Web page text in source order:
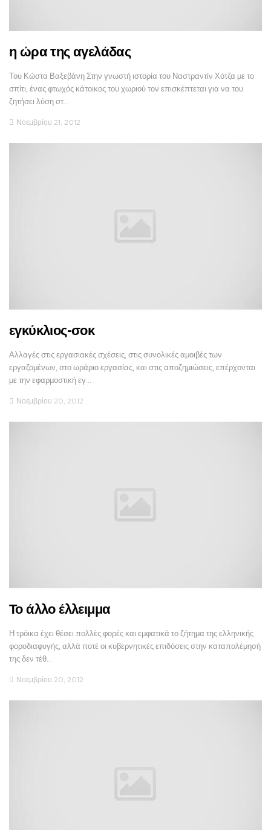
η ώρα της αγελάδας
Του Κώστα Βαξεβάνη Στην γνωστή ιστορία του Ναστραντίν Χότζα με το
σπίτι, ένας φτωχός κάτοικος του χωριού τον επισκέπτεται για να του
ζητήσει λύση στ…
Νοεμβρίου 21, 2012
εγκύκλιος-σοκ
Αλλαγές στις εργασιακές σχέσεις, στις συνολικές αμοιβές των
εργαζομένων, στο ωράριο εργασίας, και στις αποζημιώσεις, επέρχονται
με την εφαρμοστική εγ…
Νοεμβρίου 20, 2012
Το άλλο έλλειμμα
Η τρόικα έχει θέσει πολλές φορές και εμφατικά το ζήτημα της ελληνικής
φοροδιαφυγής, αλλά ποτέ οι κυβερνητικές επιδόσεις στην καταπολέμησή
της δεν τέθ…
Νοεμβρίου 20, 2012